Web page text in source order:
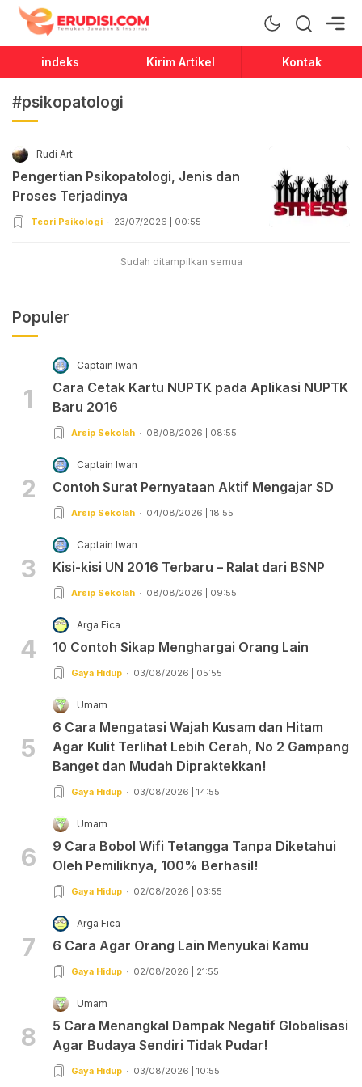
Erudisi
Temukan Jawaban dan Inspirasi
indeks Kirim Artikel Kontak
#psikopatologi
Rudi Art
Pengertian Psikopatologi, Jenis dan
Proses Terjadinya
Teori Psikologi 23/07/2026 | 00:55
Sudah ditampilkan semua
Populer
1
Captain Iwan
Cara Cetak Kartu NUPTK pada Aplikasi NUPTK
Baru 2016
Arsip Sekolah 08/08/2026 | 08:55
2
Captain Iwan
Contoh Surat Pernyataan Aktif Mengajar SD
Arsip Sekolah 04/08/2026 | 18:55
3
Captain Iwan
Kisi-kisi UN 2016 Terbaru – Ralat dari BSNP
Arsip Sekolah 08/08/2026 | 09:55
4
Arga Fica
10 Contoh Sikap Menghargai Orang Lain
Gaya Hidup 03/08/2026 | 05:55
5
Umam
6 Cara Mengatasi Wajah Kusam dan Hitam
Agar Kulit Terlihat Lebih Cerah, No 2 Gampang
Banget dan Mudah Dipraktekkan!
Gaya Hidup 03/08/2026 | 14:55
6
Umam
9 Cara Bobol Wifi Tetangga Tanpa Diketahui
Oleh Pemiliknya, 100% Berhasil!
Gaya Hidup 02/08/2026 | 03:55
7
Arga Fica
6 Cara Agar Orang Lain Menyukai Kamu
Gaya Hidup 02/08/2026 | 21:55
8
Umam
5 Cara Menangkal Dampak Negatif Globalisasi
Agar Budaya Sendiri Tidak Pudar!
Gaya Hidup 03/08/2026 | 10:55